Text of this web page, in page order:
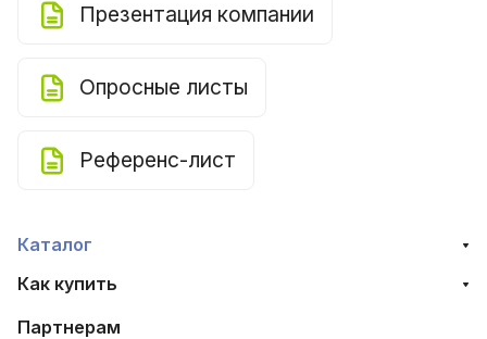
Презентация компании
Опросные листы
Референс-лист
Каталог
Как купить
Партнерам